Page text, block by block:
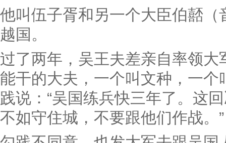
他叫伍子胥和另一个大臣伯嚭
越国。
过了两年，吴王夫差亲自率领
能干的大夫，一个叫文种，一
践说：“吴国练兵快三年了。这
不如守住城，不要跟他们作战。”